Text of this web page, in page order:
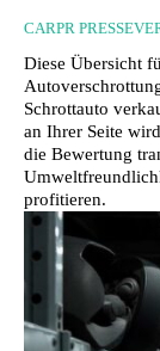
CARPR
Diese Übersicht
Schrottauto
an Ihrer Seite
die Bewertung
profitieren.